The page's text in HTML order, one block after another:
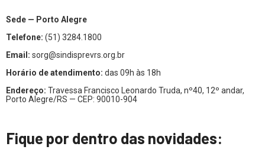
Sede — Porto Alegre
Telefone: (51) 3284.1800
Email: sorg@sindisprevrs.org.br
Horário de atendimento: das 09h às 18h
Endereço: Travessa Francisco Leonardo Truda, nº40, 12º andar,
Porto Alegre/RS — CEP: 90010-904
Fique por dentro das novidades: